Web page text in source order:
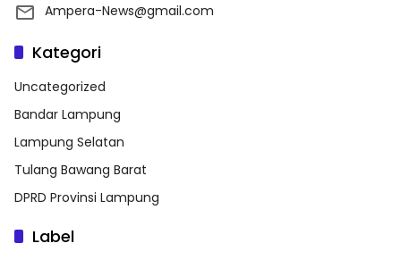
Ampera-News@gmail.com
Kategori
Uncategorized
Bandar Lampung
Lampung Selatan
Tulang Bawang Barat
DPRD Provinsi Lampung
Label